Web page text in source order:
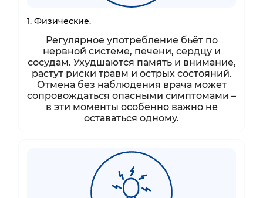
1. Физические.
Регулярное употребление бьёт по
нервной системе, печени, сердцу и
сосудам. Ухудшаются память и внимание,
растут риски травм и острых состояний.
Отмена без наблюдения врача может
сопровождаться опасными симптомами –
в эти моменты особенно важно не
оставаться одному.